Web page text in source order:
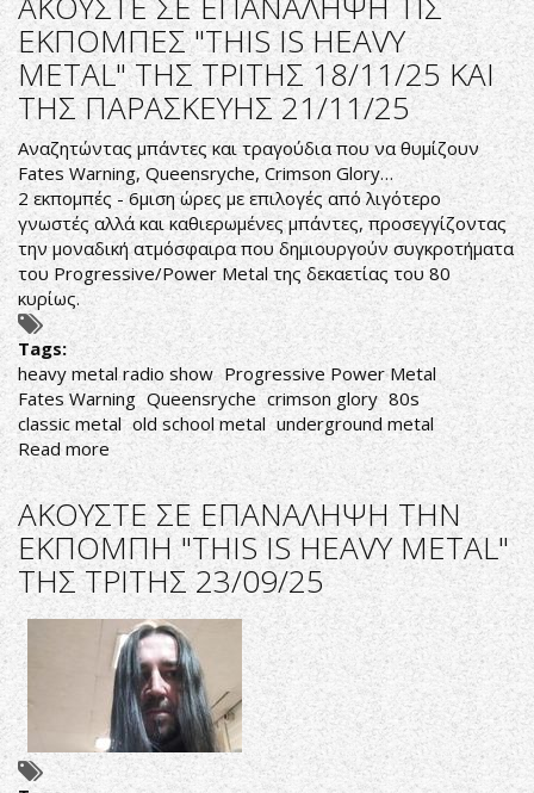
ΕΠΑΝΑΛΗΨΗ
ΤΙΣ
ΕΚΠΟΜΠΕΣ
"THIS
IS
HEAVY
METAL"
ΤΗΣ
ΤΡΙΤΗΣ
25/11/25
ΚΑΙ
ΤΗΣ
ΠΑΡΑΣΚΕΥΗΣ
28/11/25
ΕΚΠΟΜΠΕΣ "THIS IS HEAVY
METAL" ΤΗΣ ΤΡΙΤΗΣ 18/11/25 ΚΑΙ
ΤΗΣ ΠΑΡΑΣΚΕΥΗΣ 21/11/25
Αναζητώντας μπάντες και τραγούδια που να θυμίζουν
Fates Warning, Queensryche, Crimson Glory…
2 εκπομπές - 6μιση ώρες με επιλογές από λιγότερο
γνωστές αλλά και καθιερωμένες μπάντες, προσεγγίζοντας
την μοναδική ατμόσφαιρα που δημιουργούν συγκροτήματα
του Progressive/Power Metal της δεκαετίας του 80
κυρίως.
Tags:
heavy metal radio show Progressive Power Metal
Fates Warning Queensryche crimson glory 80s
classic metal old school metal underground metal
Read more about
ΑΚΟΥΣΤΕ
ΣΕ
ΕΠΑΝΑΛΗΨΗ
ΤΙΣ
ΕΚΠΟΜΠΕΣ
"THIS
IS
HEAVY
METAL"
ΤΗΣ
ΤΡΙΤΗΣ
18/11/25
ΚΑΙ
ΑΚΟΥΣΤΕ ΣΕ ΕΠΑΝΑΛΗΨΗ ΤΗΝ
ΕΚΠΟΜΠΗ "THIS IS HEAVY METAL"
ΤΗΣ ΤΡΙΤΗΣ 23/09/25